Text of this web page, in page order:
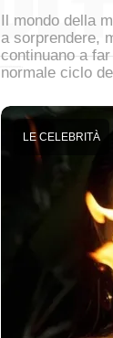
Il mondo della
a sorprendere,
continuano a
normale ciclo
LE CELEBRITÀ